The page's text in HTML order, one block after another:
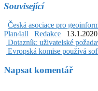
Související
Česká asociace pro
Plan4all
Redakce 13.1.2020
Post
navigation
Dotazník: uživatelské
Evropská komise používá
Napsat komentář